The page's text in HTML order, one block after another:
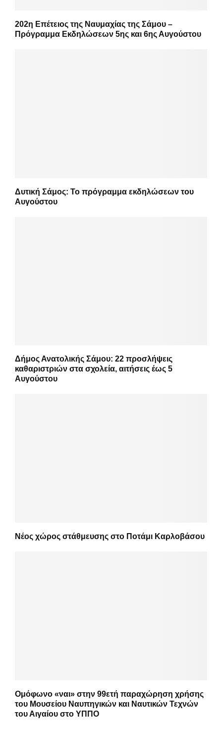
202η Επέτειος της Ναυμαχίας της Σάμου –
Πρόγραμμα Εκδηλώσεων 5ης και 6ης Αυγούστου
Δυτική Σάμος: Το πρόγραμμα εκδηλώσεων του
Αυγούστου
Δήμος Ανατολικής Σάμου: 22 προσλήψεις
καθαριστριών στα σχολεία, αιτήσεις έως 5
Αυγούστου
Νέος χώρος στάθμευσης στο Ποτάμι Καρλοβάσου
Ομόφωνο «ναι» στην 99ετή παραχώρηση χρήσης
του Μουσείου Ναυπηγικών και Ναυτικών Τεχνών
του Αιγαίου στο ΥΠΠΟ